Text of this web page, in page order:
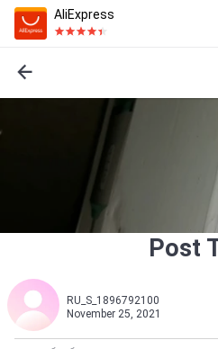
AliExpress
Post
RU_S_1896792100
November 25, 2021